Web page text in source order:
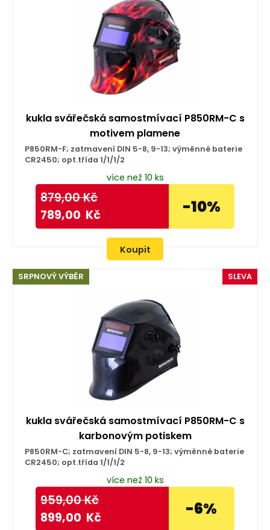
kukla svářečská samostmívací P850RM-C s
motivem plamene
P850RM-F; zatmavení DIN 5-8, 9-13; výměnné baterie
CR2450; opt.třída 1/1/1/2
více než 10 ks
879,00Kč
789,00 Kč -10%
Koupit
SLEVA
SRPNOVÝ VÝBĚR
kukla svářečská samostmívací P850RM-C s
karbonovým potiskem
P850RM-C; zatmavení DIN 5-8, 9-13; výměnné baterie
CR2450; opt.třída 1/1/1/2
více než 10 ks
959,00Kč
899,00 Kč -6%